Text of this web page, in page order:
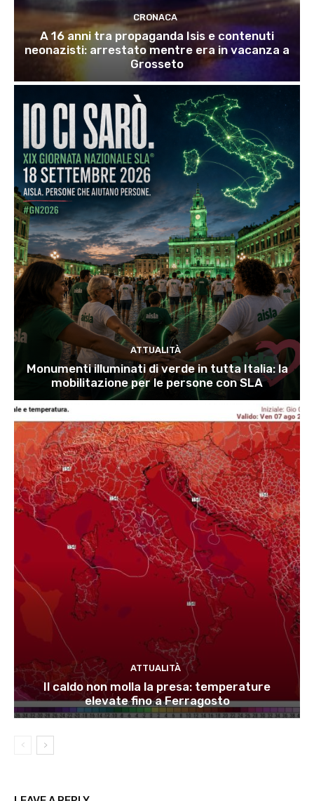
CRONACA
A 16 anni tra propaganda Isis e contenuti
neonazisti: arrestato mentre era in vacanza a
Grosseto
ATTUALITÀ
Monumenti illuminati di verde in tutta Italia: la
mobilitazione per le persone con SLA
ATTUALITÀ
Il caldo non molla la presa: temperature
elevate fino a Ferragosto